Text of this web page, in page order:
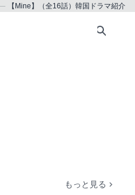
【Mine】（全16話）韓国ドラマ紹介
もっと見る